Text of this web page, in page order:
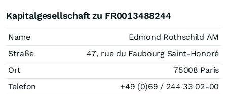
Kapitalgesellschaft zu FR0013488244
Name
Edmond Rothschild AM
Straße
47, rue du Faubourg Saint-Honoré
Ort
75008 Paris
Telefon
+49 (0)69 / 244 33 02-00